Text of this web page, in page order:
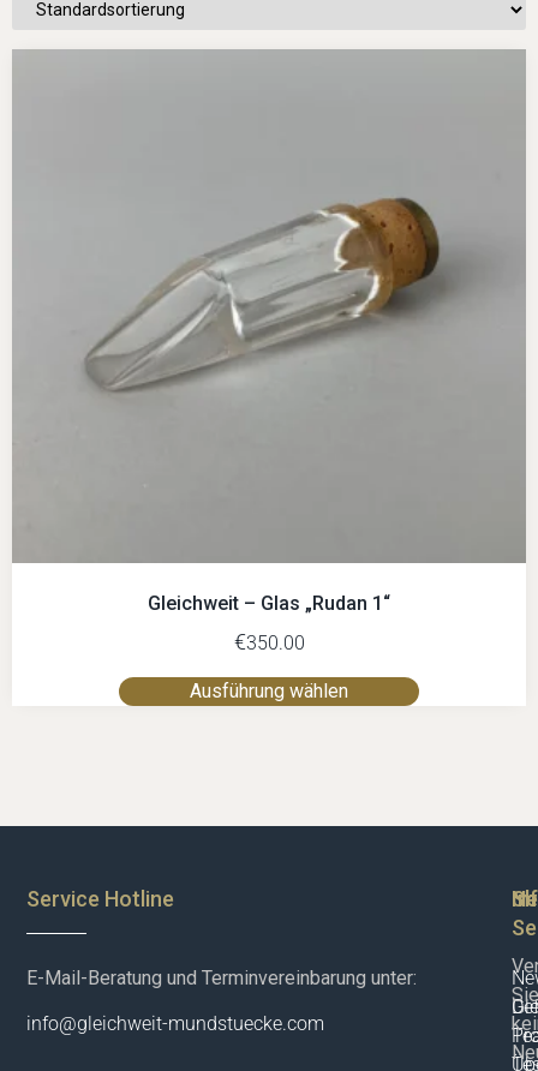
Gleichweit – Glas „Rudan 1“
€350.00
Ausführung wählen
Service Hotline
E-Mail-Beratung und Terminvereinbarung unter:
info@gleichweit-mundstuecke.com
Sie